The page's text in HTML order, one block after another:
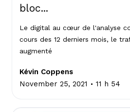
bloc...
Le digital au cœur de l'analyse
cours des 12 derniers mois, le
augmenté
Kévin Coppens
November 25, 2021 . 11 h 54